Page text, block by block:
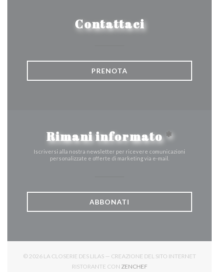
Contattaci
PRENOTA
Rimani informato*
Iscriversi alla nostra newsletter per ricevere comunicazioni
personalizzate e offerte di marketing via e-mail.
ABBONATI
© 2026 LA CLOSERIE DES LILAS — CREAZIONE DEL SITO INTERNET
RISTORANTE CON ZENCHEF((APRE UNA NUOVA